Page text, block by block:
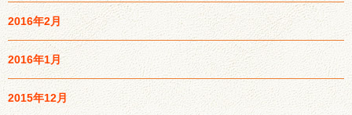
2016年2月
2016年1月
2015年12月